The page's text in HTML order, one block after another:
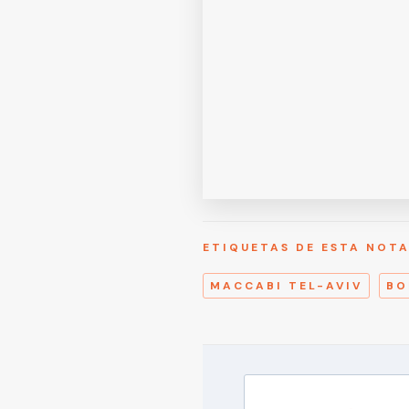
ETIQUETAS DE ESTA NOTA
MACCABI TEL-AVIV